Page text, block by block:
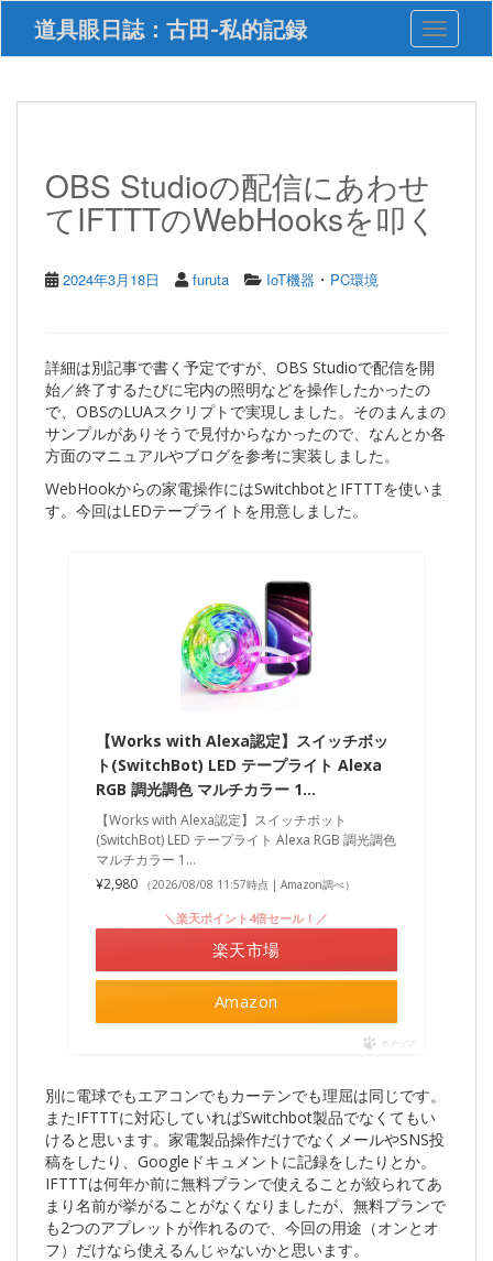
i
道具眼日誌：古田-私的記録 Toggle
OBS Studioの配信にあわせ
てIFTTTのWebHooksを叩く
2024年3月18日 furuta IoT機器 ・ PC環境
詳細は別記事で書く予定ですが、OBS Studioで配信を開
始／終了するたびに宅内の照明などを操作したかったの
で、OBSのLUAスクリプトで実現しました。そのまんまの
サンプルがありそうで見付からなかったので、なんとか各
方面のマニュアルやブログを参考に実装しました。
WebHookからの家電操作にはSwitchbotとIFTTTを使いま
す。今回はLEDテープライトを用意しました。
【Works with Alexa認定】スイッチボッ
ト(SwitchBot) LED テープライト Alexa
RGB 調光調色 マルチカラー 1…
【Works with Alexa認定】スイッチボット
(SwitchBot) LED テープライト Alexa RGB 調光調色
マルチカラー 1…
¥2,980
（2026/08/08 11:57時点 | Amazon調べ）
Amazon
＼楽天ポイント4倍セール！／
楽天市場
ポチップ
別に電球でもエアコンでもカーテンでも理屈は同じです。
またIFTTTに対応していればSwitchbot製品でなくてもい
けると思います。家電製品操作だけでなくメールやSNS投
稿をしたり、Googleドキュメントに記録をしたりとか。
IFTTTは何年か前に無料プランで使えることが絞られてあ
まり名前が挙がることがなくなりましたが、無料プランで
も2つのアプレットが作れるので、今回の用途（オンとオ
フ）だけなら使えるんじゃないかと思います。